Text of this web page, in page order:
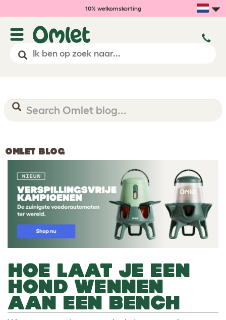
10% welkomskorting
OMLET BLOG
HOE LAAT JE EEN
HOND WENNEN
AAN EEN BENCH